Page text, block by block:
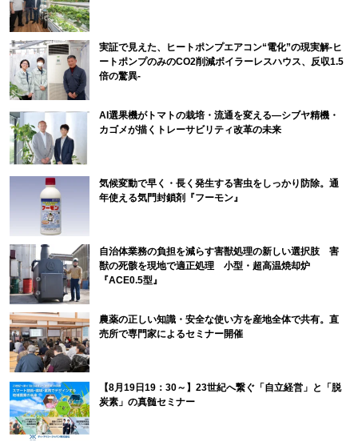
実証で見えた、ヒートポンプエアコン“電化”の現実解-ヒ
ートポンプのみのCO2削減ボイラーレスハウス、反収1.5
倍の驚異-
AI選果機がトマトの栽培・流通を変える―シブヤ精機・
カゴメが描くトレーサビリティ改革の未来
気候変動で早く・長く発生する害虫をしっかり防除。通
年使える気門封鎖剤『フーモン』
自治体業務の負担を減らす害獣処理の新しい選択肢 害
獣の死骸を現地で適正処理 小型・超高温焼却炉
『ACE0.5型』
農薬の正しい知識・安全な使い方を産地全体で共有。直
売所で専門家によるセミナー開催
【8月19日19：30～】23世紀へ繋ぐ「自立経営」と「脱
炭素」の真髄セミナー